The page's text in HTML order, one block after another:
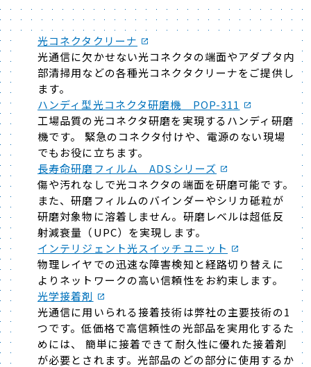
光コネクタクリーナ
光通信に欠かせない光コネクタの端面やアダプタ内
部清掃用などの各種光コネクタクリーナをご提供し
ます。
ハンディ型光コネクタ研磨機 POP-311
工場品質の光コネクタ研磨を実現するハンディ研磨
機です。 緊急のコネクタ付けや、電源のない現場
でもお役に立ちます。
長寿命研磨フィルム ADSシリーズ
傷や汚れなしで光コネクタの端面を研磨可能です。
また、研磨フィルムのバインダーやシリカ砥粒が
研磨対象物に溶着しません。研磨レベルは超低反
射減衰量（UPC）を実現します。
インテリジェント光スイッチユニット
物理レイヤでの迅速な障害検知と経路切り替えに
よりネットワークの高い信頼性をお約束します。
光学接着剤
光通信に用いられる接着技術は弊社の主要技術の1
つです。低価格で高信頼性の光部品を実用化するた
めには、 簡単に接着できて耐久性に優れた接着剤
が必要とされます。光部品のどの部分に使用するか